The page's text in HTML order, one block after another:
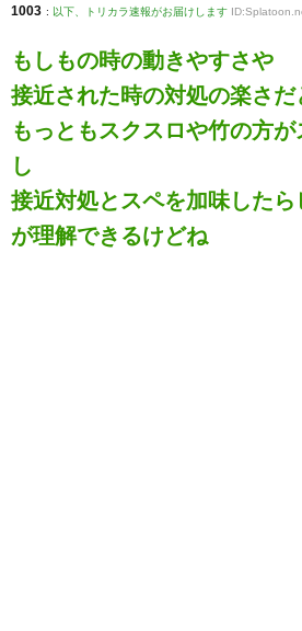
1003 : 以下、トリカラ速報がお届けします
もしもの時の動きやすさや
接近された時の対処の楽さだ
もっともスクスロや竹の方
し
接近対処とスペを加味した
が理解できるけどね